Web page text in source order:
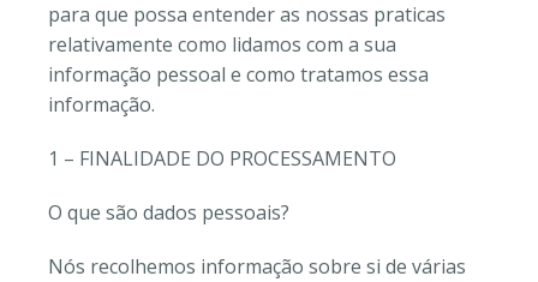
para que possa entender as nossas praticas
relativamente como lidamos com a sua
informação pessoal e como tratamos essa
informação.
1 – FINALIDADE DO PROCESSAMENTO
O que são dados pessoais?
Nós recolhemos informação sobre si de várias